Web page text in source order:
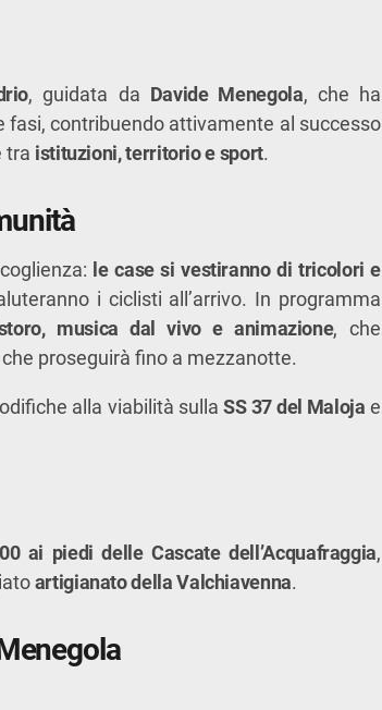
, guidata da Davide Menegola, che ha
fasi, contribuendo attivamente al successo
tra istituzioni, territorio e sport.
le case si vestiranno di tricolori e
i ciclisti all’arrivo. In programma
musica dal vivo e animazione, che
proseguirà fino a mezzanotte.
alla viabilità sullaSS 37 del Maloja e
ai piedi delle Cascate dell’Acquafraggia,
artigianato della Valchiavenna.